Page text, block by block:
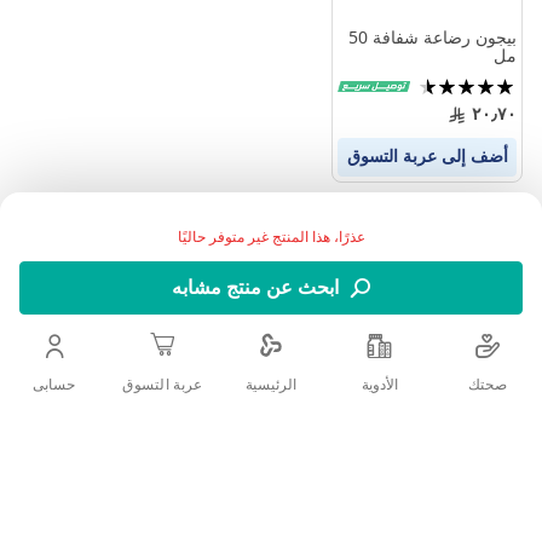
عذرًا، هذا المنتج غير متوفر حاليًا
ابحث عن منتج مشابه
بيجون رضاعة شفافة 50
مل
تقييم:
90%
٢٠٫٧٠
أضف إلى عربة التسوق
صحتك الأدوية الرئيسية عربة التسوق حسابى